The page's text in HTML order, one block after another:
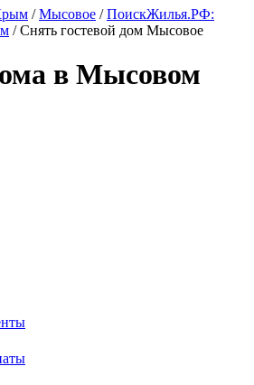
/Мысовое /ПоискЖилья.РФ:
/ Снять гостевой дом Мысовое
в Мысовом